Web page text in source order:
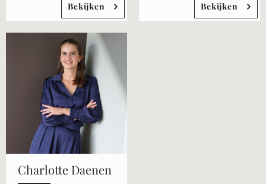
Bekijken Bekijken
Charlotte Daenen